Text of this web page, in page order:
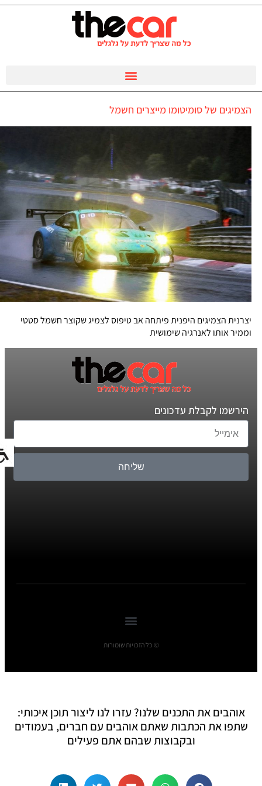
הצמיגים של סומיטומו מייצרים חשמל
יצרנית הצמיגים היפנית פיתחה אב טיפוס לצמיג שקוצר חשמל סטטי
וממיר אותו לאנרגיה שימושית
הירשמו לקבלת עדכונים
שליחה
© כל הזכויות שומורות
אוהבים את התכנים שלנו? עזרו לנו ליצור תוכן איכותי:
שתפו את הכתבות שאתם אוהבים עם חברים, בעמודים
ובקבוצות שבהם אתם פעילים